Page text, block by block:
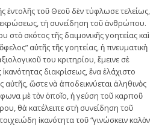
ἐντολῆς τοῦ Θεοῦ δὲν τύφλωσε τελείως,
τὴ συνείδηση τοῦ ἀνθρώπου.
στὸ σκότος τῆς δαιμονικῆς γοητείας καὶ
αὐτῆς τῆς γοητείας, ἡ πνευματικὴ
του κριτηρίου, ἔμεινε σὲ
διακρίσεως, ἕνα ἐλάχιστο
αὐτῆς, ὥστε νὰ ἀποδεικνύεται ἀληθινὸς
μὲ τὸν ὁποῖο, ἡ γεύση τοῦ καρποῦ
θὰ κατέλειπε στὴ συνείδηση τοῦ
ἱκανότητα τοῦ “γινώσκειν καλὸν